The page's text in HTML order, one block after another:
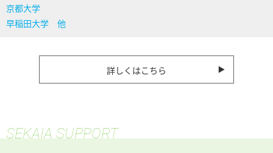
京都大学
早稲田大学 他
詳しくはこちら
SEKAIA SUPPORT